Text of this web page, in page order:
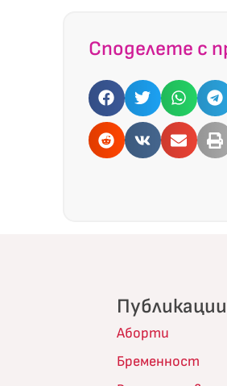
Споделете с
Публикации
Аборти
Бременност